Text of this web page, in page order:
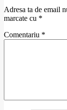
Adresa ta de email
marcate cu *
Comentariu *